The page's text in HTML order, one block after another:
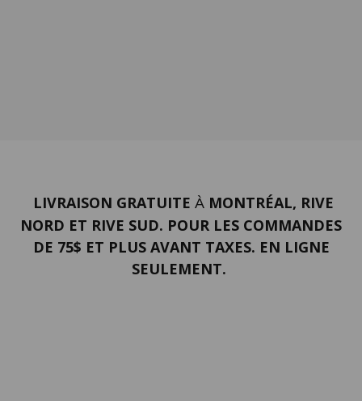
LIVRAISON GRATUITE ÀMONTRÉAL, RIVE
NORD ET RIVE SUD. POUR LES COMMANDES
DE 75$ ET PLUS AVANT TAXES. EN LIGNE
SEULEMENT.